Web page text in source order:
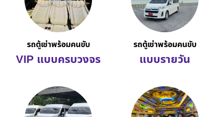
รถตู้เช่าพร้อมคนขับ
VIP แบบครบวงจร
รถตู้เช่าพร้อมคนขับ
แบบรายวัน